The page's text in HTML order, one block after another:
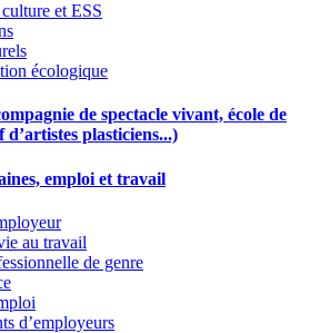
et ESS
écologique
de spectacle vivant, école de
d’artistes plasticiens...)
emploi et travail
au travail
de genre
d’employeurs